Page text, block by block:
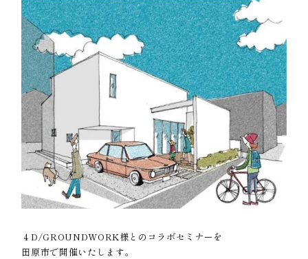
４D/GROUNDWORK様とのコラボセミナーを
田原市で開催いたします。